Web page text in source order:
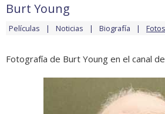
Burt Young
Películas Noticias Biografía Fotos
Fotografía de Burt Young en el canal